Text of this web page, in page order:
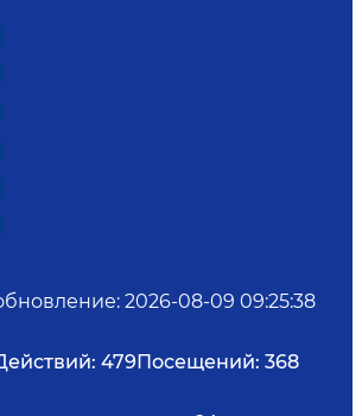
: 2026-08-09 09:25:38
479Посещений: 368